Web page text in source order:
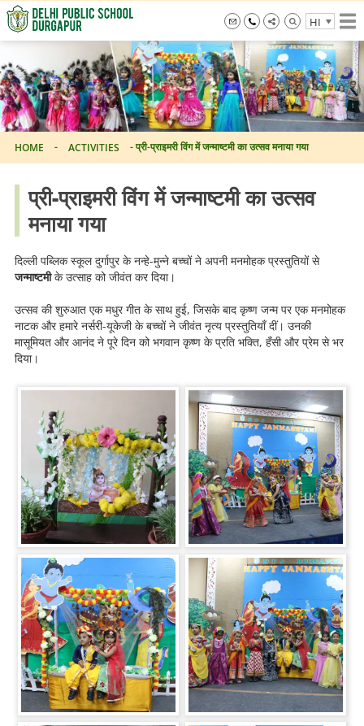
Skip
to
the
info@dpsdurgapur.com
+919007795297
HI
Delhi
Public
School
Durgapur
HOME - ACTIVITIES -प्री-प्राइमरी विंग में जन्माष्टमी का उत्सव मनाया गया
प्री-प्राइमरी विंग में जन्माष्टमी का उत्सव
मनाया गया
दिल्ली पब्लिक स्कूल दुर्गापुर के नन्हे-मुन्ने बच्चों ने अपनी मनमोहक प्रस्तुतियों से
जन्माष्टमीके उत्साह को जीवंत कर दिया।
उत्सव की शुरुआत एक मधुर गीत के साथ हुई, जिसके बाद कृष्ण जन्म पर एक मनमोहक
नाटक और हमारे नर्सरी-यूकेजी के बच्चों ने जीवंत नृत्य प्रस्तुतियाँ दीं। उनकी
मासूमियत और आनंद ने पूरे दिन को भगवान कृष्ण के प्रति भक्ति, हँसी और प्रेम से भर
दिया।